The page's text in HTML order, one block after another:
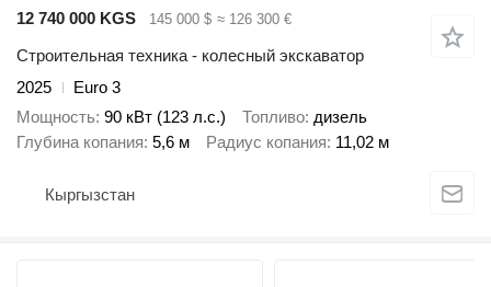
12 740 000 KGS
145 000 $ ≈ 126 300 €
Строительная техника - колесный экскаватор
2025
Euro 3
Мощность 90 кВт (123 л.с.) Топливо дизель
Глубина копания 5,6 м Радиус копания 11,02 м
Кыргызстан